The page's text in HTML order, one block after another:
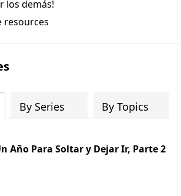
los demás!
resources
By Series By Topics
Año Para Soltar y Dejar Ir, Parte 2